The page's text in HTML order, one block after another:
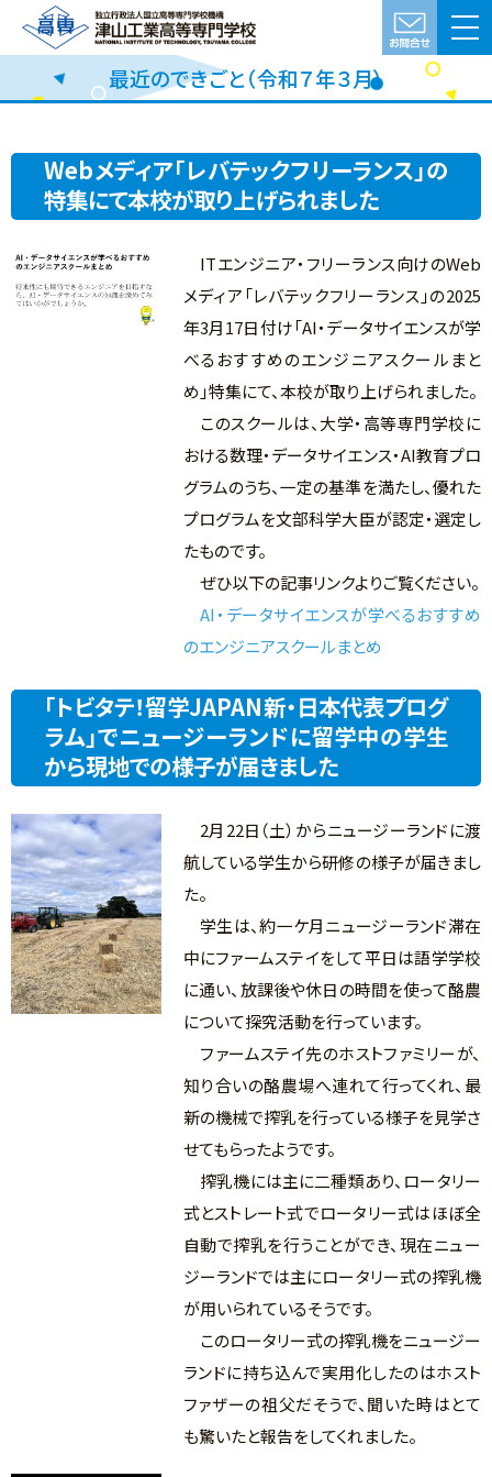
最近のできごと（令和７年３月）
Webメディア「レバテックフリーランス」の
特集にて本校が取り上げられました
ITエンジニア・フリーランス向けのWeb
メディア「レバテックフリーランス」の2025
年3月17日付け「AI・データサイエンスが学
べるおすすめのエンジニアスクールまと
め」特集にて、本校が取り上げられました。
このスクールは、大学・高等専門学校に
おける数理・データサイエンス・AI教育プロ
グラムのうち、一定の基準を満たし、優れた
プログラムを文部科学大臣が認定・選定し
たものです。
ぜひ以下の記事リンクよりご覧ください。
AI・データサイエンスが学べるおすすめ
のエンジニアスクールまとめ
「トビタテ！留学JAPAN新・日本代表プログ
ラム」でニュージーランドに留学中の学生
から現地での様子が届きました
2月22日（土）からニュージーランドに渡
航している学生から研修の様子が届きまし
た。
学生は、約一ケ月ニュージーランド滞在
中にファームステイをして平日は語学学校
に通い、放課後や休日の時間を使って酪農
について探究活動を行っています。
ファームステイ先のホストファミリーが、
知り合いの酪農場へ連れて行ってくれ、最
新の機械で搾乳を行っている様子を見学さ
せてもらったようです。
搾乳機には主に二種類あり、ロータリー
式とストレート式でロータリー式はほぼ全
自動で搾乳を行うことができ、現在ニュー
ジーランドでは主にロータリー式の搾乳機
が用いられているそうです。
このロータリー式の搾乳機をニュージー
ランドに持ち込んで実用化したのはホスト
ファザーの祖父だそうで、聞いた時はとて
も驚いたと報告をしてくれました。